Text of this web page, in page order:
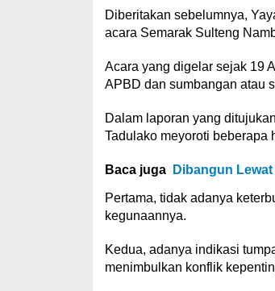
Diberitakan sebelumnya,
acara Semarak Sulteng
Acara yang digelar sejak 19
APBD dan sumbangan atau
Dalam laporan yang
Tadulako meyoroti beberapa
Baca juga Dibangun
Pertama, tidak adanya
kegunaannya.
Kedua, adanya indikasi
menimbulkan konflik